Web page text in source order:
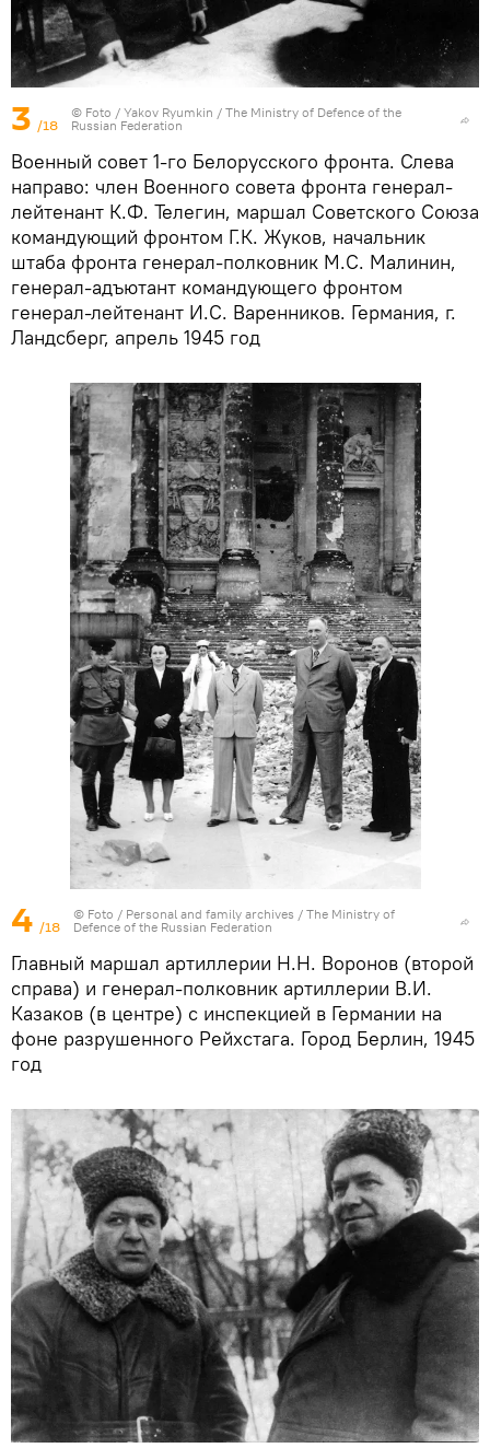
3 /18
© Foto / Yakov Ryumkin / The Ministry of Defence of the
Russian Federation
Военный совет 1-го Белорусского фронта. Слева
направо: член Военного совета фронта генерал-
лейтенант К.Ф. Телегин, маршал Советского Союза
командующий фронтом Г.К. Жуков, начальник
штаба фронта генерал-полковник М.С. Малинин,
генерал-адъютант командующего фронтом
генерал-лейтенант И.С. Варенников. Германия, г.
Ландсберг, апрель 1945 год
4 /18
© Foto / Personal and family archives / The Ministry of
Defence of the Russian Federation
Главный маршал артиллерии Н.Н. Воронов (второй
справа) и генерал-полковник артиллерии В.И.
Казаков (в центре) с инспекцией в Германии на
фоне разрушенного Рейхстага. Город Берлин, 1945
год